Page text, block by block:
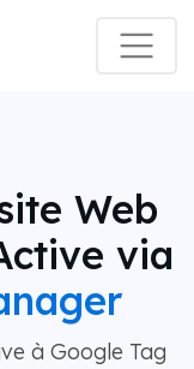
Web
via
à Google Tag